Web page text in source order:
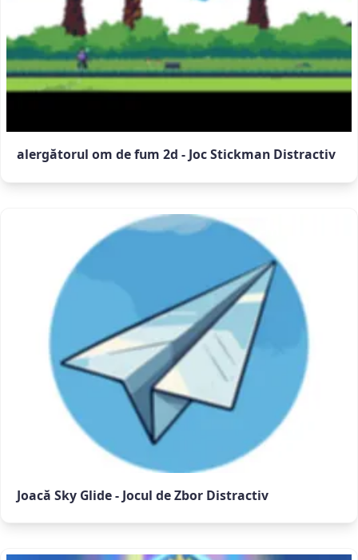
alergătorul om de fum 2d - Joc Stickman Distractiv
Joacă Sky Glide - Jocul de Zbor Distractiv